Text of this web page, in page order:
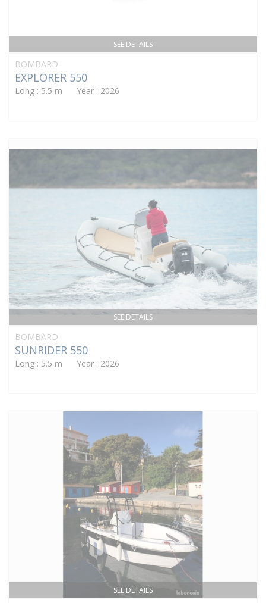
SEE DETAILS
BOMBARD
EXPLORER 550
Long : 5.5 m Year : 2026
SEE DETAILS
BOMBARD
SUNRIDER 550
Long : 5.5 m Year : 2026
SEE DETAILS